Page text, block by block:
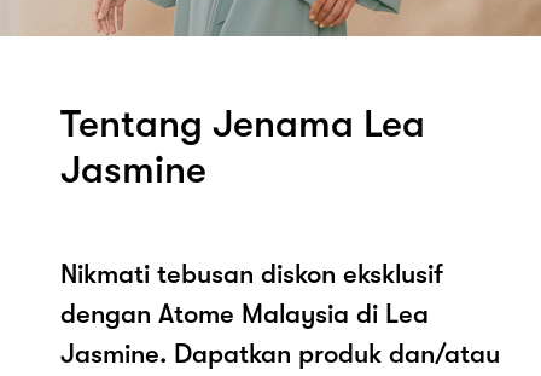
Tentang Jenama Lea
Jasmine
Nikmati tebusan diskon eksklusif
dengan Atome Malaysia di Lea
Jasmine. Dapatkan produk dan/atau